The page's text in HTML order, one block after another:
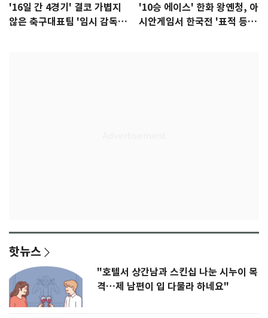
'16일 간 4경기' 결코 가볍지
않은 축구대표팀 '임시 감독'
'10승 에이스' 한화 왕옌청, 아
시안게임서 한국전 '표적 등
핫뉴스
"호텔서 상간남과 스킨십 나눈 시누이 목
격…제 남편이 입 다물라 하네요"